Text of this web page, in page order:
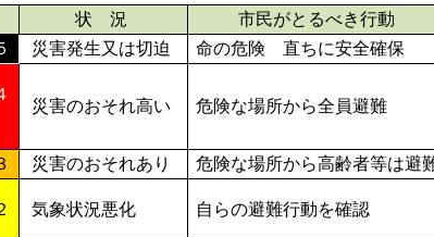
状 況 市民がとるべき行動
災害発生又は切迫 命の危険 直ちに安全確保
災害のおそれ高い 危険な場所から全員避難
災害のおそれあり 危険な場所から高齢者等は避
気象状況悪化 自らの避難行動を確認